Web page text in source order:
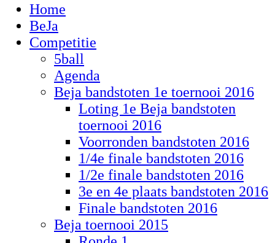
Home
BeJa
Competitie
5ball
Agenda
Beja bandstoten 1e toernooi 2016
Loting 1e Beja bandstoten
toernooi 2016
Voorronden bandstoten 2016
1/4e finale bandstoten 2016
1/2e finale bandstoten 2016
3e en 4e plaats bandstoten 2016
Finale bandstoten 2016
Beja toernooi 2015